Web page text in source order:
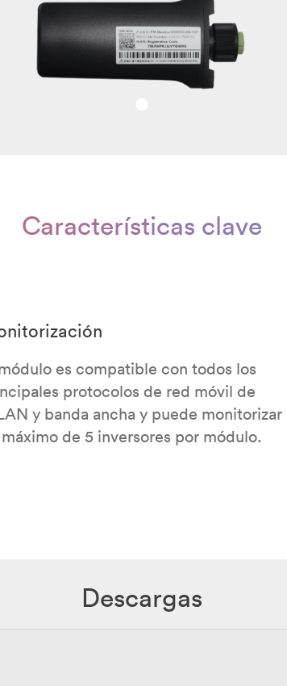
Características clave
es compatible con todos los
protocolos de red móvil de
y banda ancha y puede monitorizar
de 5 inversores por módulo.
Descargas